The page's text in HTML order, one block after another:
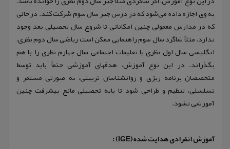
به وی اجازه داده می‌شود که در درس جبر سال سوم شرکت کند. در حالی
که در مدارس معمولی چنین امکاناتی تا شروع سال تحصیلی بعد وجود
ندارد. مثلاً شاگرد سال سوم راهنمایی ممکن است ریاضی سال دوم نظری،
انگلیسی سال اول نظری یا تعلیمات اجتماعی سال چهارم نظری را با هم
بگذراند. در این نوع آموزش، هدفهای آموزشی حتماً باید توسط
متخصصان برنامه ریزی و روانشناسان تربیتی، به صورتی مستمر و
تسلسلی، تنظیم و طراحی شود تا پایه تحصیلی مانع پیشرفت چنین
آموزشی نشود.
آموزش انفرادی هدایت شده (IGE) :